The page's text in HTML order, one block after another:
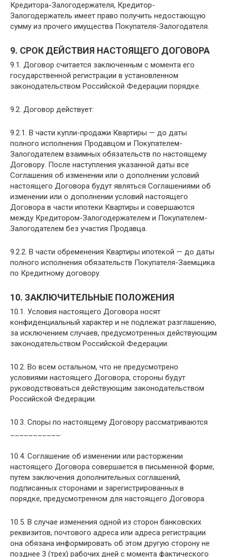
Кредитора-Залогодержателя, Кредитор-
Залогодержатель имеет право получить недостающую
сумму из прочего имущества Покупателя-Залогодателя.
9. СРОК ДЕЙСТВИЯ НАСТОЯЩЕГО ДОГОВОРА
9.1. Договор считается заключенным с момента его
государственной регистрации в установленном
законодательством Российской Федерации порядке.
9.2. Договор действует:
9.2.1. В части купли-продажи Квартиры — до даты
полного исполнения Продавцом и Покупателем-
Залогодателем взаимных обязательств по настоящему
Договору. После наступления указанной даты все
Соглашения об изменении или о дополнении условий
настоящего Договора будут являться Соглашениями об
изменении или о дополнении условий настоящего
Договора в части ипотеки Квартиры и совершаются
между Кредитором-Залогодержателем и Покупателем-
Залогодателем без участия Продавца.
9.2.2. В части обременения Квартиры ипотекой — до даты
полного исполнения обязательств Покупателя-Заемщика
по Кредитному договору.
10. ЗАКЛЮЧИТЕЛЬНЫЕ ПОЛОЖЕНИЯ
10.1. Условия настоящего Договора носят
конфиденциальный характер и не подлежат разглашению,
за исключением случаев, предусмотренных действующим
законодательством Российской Федерации.
10.2. Во всем остальном, что не предусмотрено
условиями настоящего Договора, стороны будут
руководствоваться действующим законодательством
Российской Федерации.
10.3. Споры по настоящему Договору рассматриваются
___________.
10.4. Соглашение об изменении или расторжении
настоящего Договора совершается в письменной форме,
путем заключения дополнительных соглашений,
подписанных сторонами и зарегистрированных в
порядке, предусмотренном для настоящего Договора.
10.5. В случае изменения одной из сторон банковских
реквизитов, почтового адреса или адреса регистрации
она обязана информировать об этом другую сторону не
позднее 3 (трех) рабочих дней с момента фактического